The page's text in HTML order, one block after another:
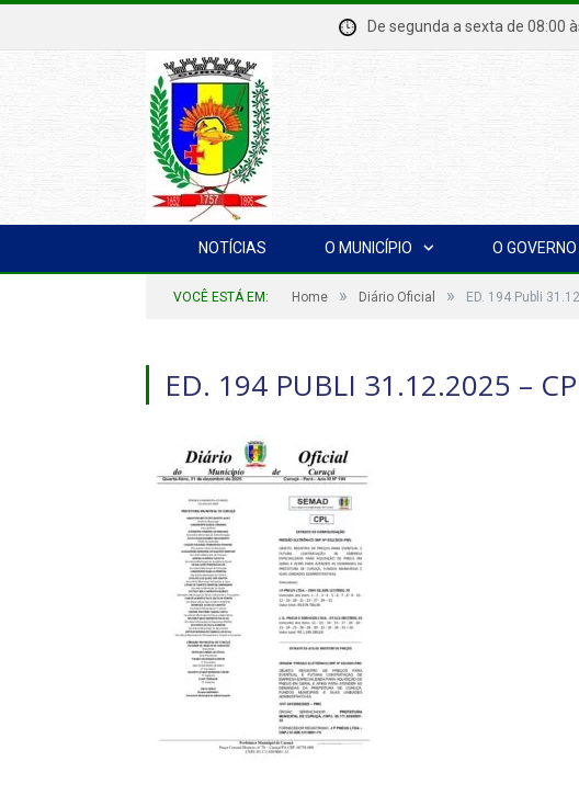
De segunda a sexta de
NOTÍCIAS O MUNICÍPIO O GOVERNO
VOCÊ ESTÁ EM: Home » Diário Oficial » ED. 194 Publi
ED. 194 PUBLI 31.12.2025 –